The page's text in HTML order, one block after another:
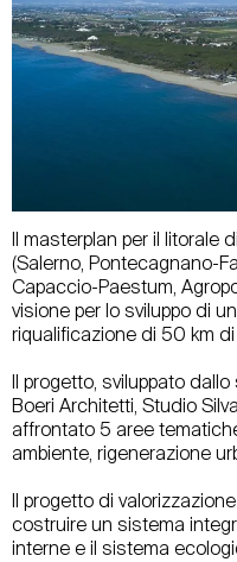
Il masterplan per il litorale
(Salerno, Pontecagnano-
Capaccio-Paestum,
visione per lo sviluppo di
riqualificazione di 50 km
Il progetto, sviluppato
Boeri Architetti, Studio
affrontato 5 aree
ambiente, rigenerazione
Il progetto di
costruire un sistema
interne e il sistema